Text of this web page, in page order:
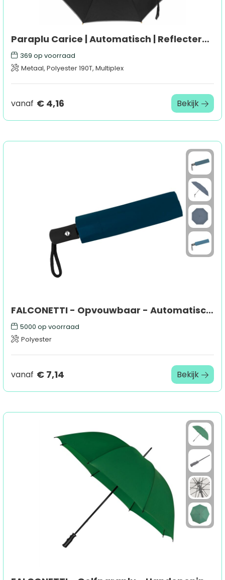
Paraplu Carice | Automatisch | Reflecterend
369 op voorraad
Metaal, Polyester 190T, Multiplex
vanaf € 4,16 Bekijk
FALCONETTI - Opvouwbaar - Automatisch openen en sluiten - Windproof - 100 cm
5000 op voorraad
Polyester
vanaf € 7,14 Bekijk